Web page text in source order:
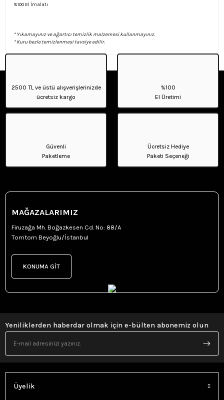
%100 El İmalatı
* Yıkamayınız ve ağartıcı temizlik malzemesi kullanmayınız.
* Kuru bezle temizlenmesi tavsiye edilir.
2500 TL ve üstü alışverişlerinizde
ücretsiz kargo
%100
El Üretimi
Güvenli
Paketleme
Ücretsiz Hediye
Paketi Seçeneği
MAĞAZALARIMIZ
Firuzağa Mh. Boğazkesen Cd. No: 88/A
Tomtom Beyoğlu/İstanbul
KONUMA GİT
Yeniliklerden haberdar olmak için e-bülten abonemiz olun
Üyelik